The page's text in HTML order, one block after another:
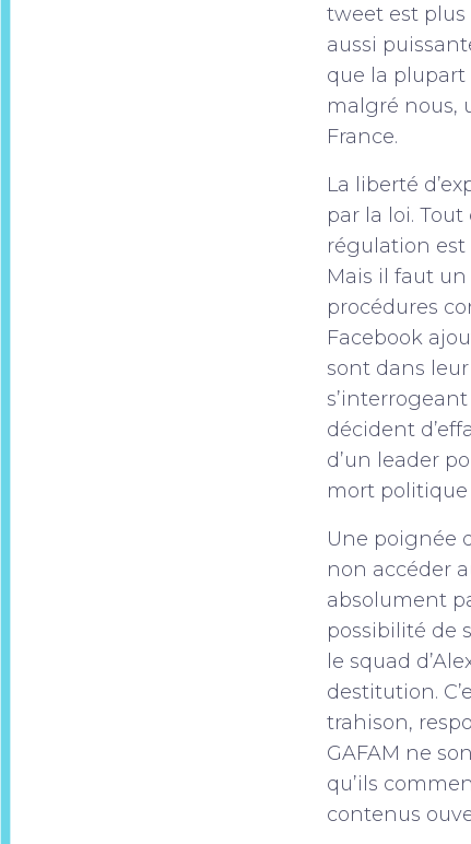
tweet est plus
aussi
que la plupart
malgré nous,
France.
La liberté
par la loi.
régulation est
Mais il faut
procédures
Facebook
sont dans
décident
d’un leader
mort
Une poignée
non accéder
absolument
possibilité de
le squad
destitution.
trahison,
GAFAM ne
qu’ils
contenus